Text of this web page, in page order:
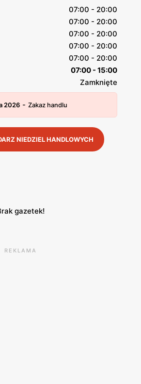
07:00 - 20:00
07:00 - 20:00
07:00 - 20:00
07:00 - 20:00
07:00 - 20:00
07:00 - 15:00
Zamknięte
2026 - Zakaz handlu
NIEDZIEL HANDLOWYCH
gazetek!
REKLAMA